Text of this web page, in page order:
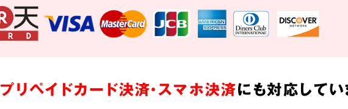
プリペイドカード決済・スマホ決済にも対応して